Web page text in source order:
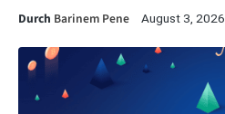
Durch Barinem Pene August 3, 2026